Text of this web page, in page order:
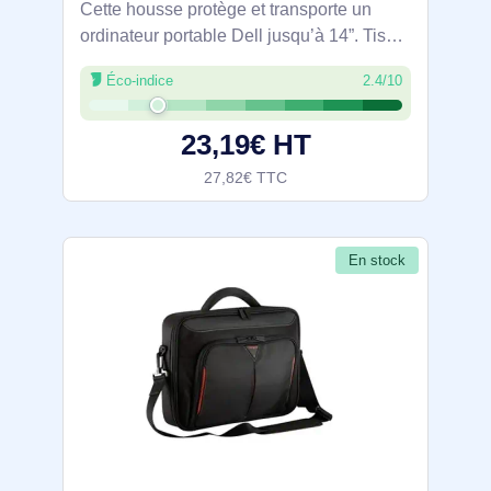
Cette housse protège et transporte un
ordinateur portable Dell jusqu’à 14”. Tissu
extérieur 100 % polyester recyclé et
rembourrage mousse 360° pour absorber
les chocs, tissu 300D résistant à l’eau.
Éco-indice 2.4/10
23,19€ HT
27,82€ TTC
En stock